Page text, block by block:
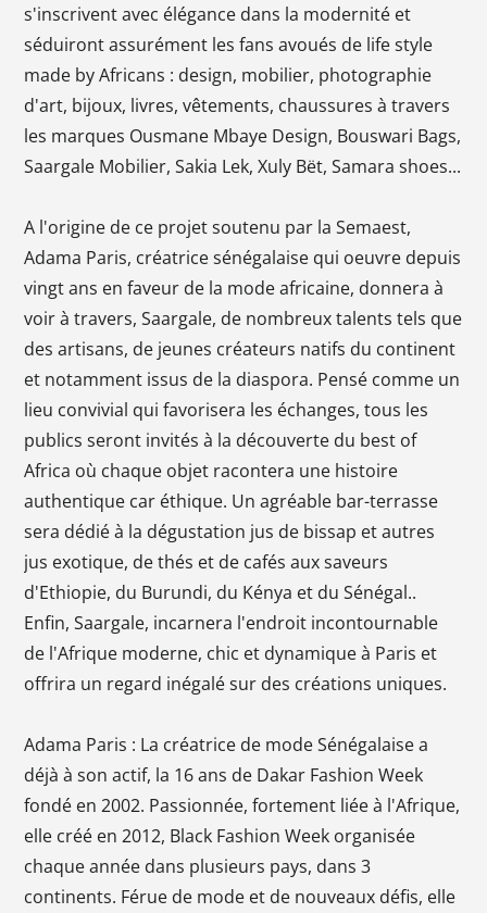
s'inscrivent avec élégance dans la modernité et
séduiront assurément les fans avoués de life style
made by Africans : design, mobilier, photographie
d'art, bijoux, livres, vêtements, chaussures à travers
les marques Ousmane Mbaye Design, Bouswari Bags,
Saargale Mobilier, Sakia Lek, Xuly Bët, Samara shoes...
A l'origine de ce projet soutenu par la Semaest,
Adama Paris, créatrice sénégalaise qui oeuvre depuis
vingt ans en faveur de la mode africaine, donnera à
voir à travers, Saargale, de nombreux talents tels que
des artisans, de jeunes créateurs natifs du continent
et notamment issus de la diaspora. Pensé comme un
lieu convivial qui favorisera les échanges, tous les
publics seront invités à la découverte du best of
Africa où chaque objet racontera une histoire
authentique car éthique. Un agréable bar-terrasse
sera dédié à la dégustation jus de bissap et autres
jus exotique, de thés et de cafés aux saveurs
d'Ethiopie, du Burundi, du Kénya et du Sénégal..
Enfin, Saargale, incarnera l'endroit incontournable
de l'Afrique moderne, chic et dynamique à Paris et
offrira un regard inégalé sur des créations uniques.
Adama Paris : La créatrice de mode Sénégalaise a
déjà à son actif, la 16 ans de Dakar Fashion Week
fondé en 2002. Passionnée, fortement liée à l'Afrique,
elle créé en 2012, Black Fashion Week organisée
chaque année dans plusieurs pays, dans 3
continents. Férue de mode et de nouveaux défis, elle